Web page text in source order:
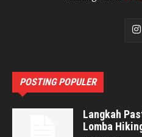
POSTING POPULER
Langkah
Lomba